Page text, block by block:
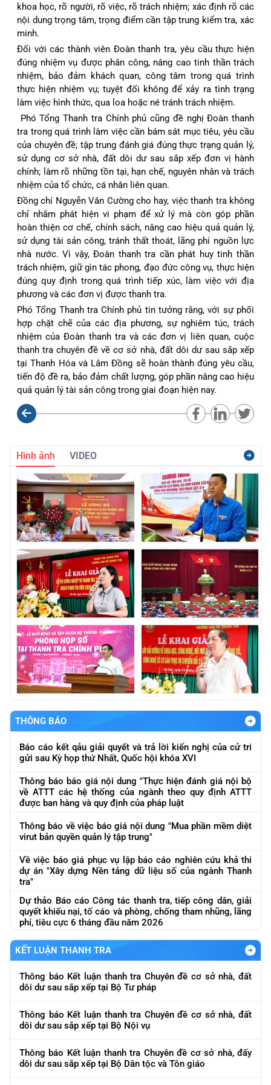
khoa học, rõ người, rõ việc, rõ trách nhiệm; xác định rõ các
nội dung trọng tâm, trọng điểm cần tập trung kiểm tra, xác
minh.
Đối với các thành viên Đoàn thanh tra, yêu cầu thực hiện
đúng nhiệm vụ được phân công, nâng cao tinh thần trách
nhiệm, bảo đảm khách quan, công tâm trong quá trình
thực hiện nhiệm vụ; tuyệt đối không để xảy ra tình trạng
làm việc hình thức, qua loa hoặc né tránh trách nhiệm.
Phó Tổng Thanh tra Chính phủ cũng đề nghị Đoàn thanh
tra trong quá trình làm việc cần bám sát mục tiêu, yêu cầu
của chuyên đề; tập trung đánh giá đúng thực trạng quản lý,
sử dụng cơ sở nhà, đất dôi dư sau sắp xếp đơn vị hành
chính; làm rõ những tồn tại, hạn chế, nguyên nhân và trách
nhiệm của tổ chức, cá nhân liên quan.
Đồng chí Nguyễn Văn Cường cho hay, việc thanh tra không
chỉ nhằm phát hiện vi phạm để xử lý mà còn góp phần
hoàn thiện cơ chế, chính sách, nâng cao hiệu quả quản lý,
sử dụng tài sản công, tránh thất thoát, lãng phí nguồn lực
nhà nước. Vì vậy, Đoàn thanh tra cần phát huy tinh thần
trách nhiệm, giữ gìn tác phong, đạo đức công vụ, thực hiện
đúng quy định trong quá trình tiếp xúc, làm việc với địa
phương và các đơn vị được thanh tra.
Phó Tổng Thanh tra Chính phủ tin tưởng rằng, với sự phối
hợp chặt chẽ của các địa phương, sự nghiêm túc, trách
nhiệm của Đoàn thanh tra và các đơn vị liên quan, cuộc
thanh tra chuyên đề về cơ sở nhà, đất dôi dư sau sắp xếp
tại Thanh Hóa và Lâm Đồng sẽ hoàn thành đúng yêu cầu,
tiến độ đề ra, bảo đảm chất lượng, góp phần nâng cao hiệu
quả quản lý tài sản công trong giai đoạn hiện nay.
Hình ảnh VIDEO
THÔNG BÁO
Báo cáo kết qảu giải quyết và trả lời kiến nghị của cử tri
gửi sau Kỳ họp thứ Nhất, Quốc hội khóa XVI
Thông báo báo giá nội dung "Thực hiện đánh giá nội bộ
về ATTT các hệ thống của ngành theo quy định ATTT
được ban hàng và quy định của pháp luật
Thông báo về việc báo giá nội dung "Mua phần mềm diệt
virut bản quyền quản lý tập trung"
Về việc báo giá phục vụ lập báo cáo nghiên cứu khả thi
dự án "Xây dựng Nền tảng dữ liệu số của ngành Thanh
tra"
Dự thảo Báo cáo Công tác thanh tra, tiếp công dân, giải
quyết khiếu nại, tố cáo và phòng, chống tham nhũng, lãng
phí, tiêu cực 6 tháng đầu năm 2026
KẾT LUẬN THANH TRA
Thông báo Kết luận thanh tra Chuyên đề cơ sở nhà, đất
dôi dư sau sắp xếp tại Bộ Tư pháp
Thông báo Kết luận thanh tra Chuyên đề cơ sở nhà, đất
dôi dư sau sắp xếp tại Bộ Nội vụ
Thông báo Kết luận thanh tra Chuyên đề cơ sở nhà, đấy
dôi dư sau sắp xếp tại Bộ Dân tộc và Tôn giáo